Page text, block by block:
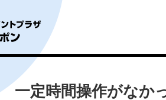
一定時間操作がなか